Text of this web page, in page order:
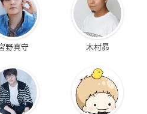
野真守 木村昴